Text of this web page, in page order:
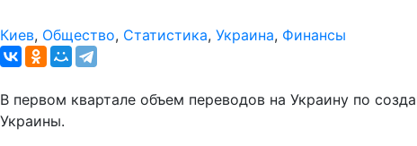
Киев, Общество, Статистика, Украина, Финансы
В первом квартале объем переводов на Украину по
Украины.